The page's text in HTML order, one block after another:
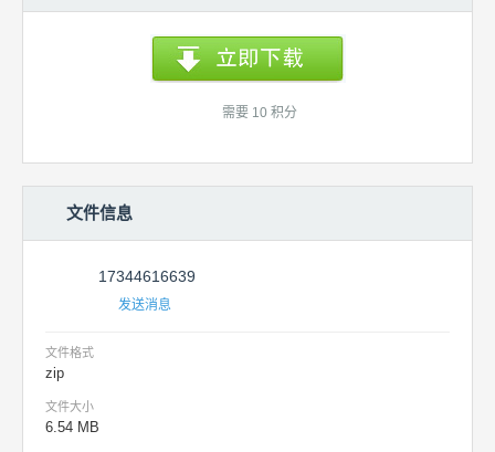
需要 10 积分
文件信息
17344616639
发送消息
文件格式
zip
文件大小
6.54 MB